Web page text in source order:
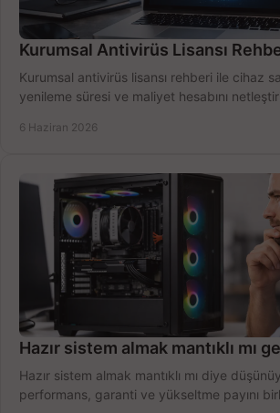
Kurumsal Antivirüs Lisansı
Kurumsal antivirüs lisansı rehberi ile cihaz
yenileme süresi ve maliyet hesabını
6 Haziran 2026
Hazır sistem almak mantıklı mı
Hazır sistem almak mantıklı mı diye
performans, garanti ve yükseltme payını